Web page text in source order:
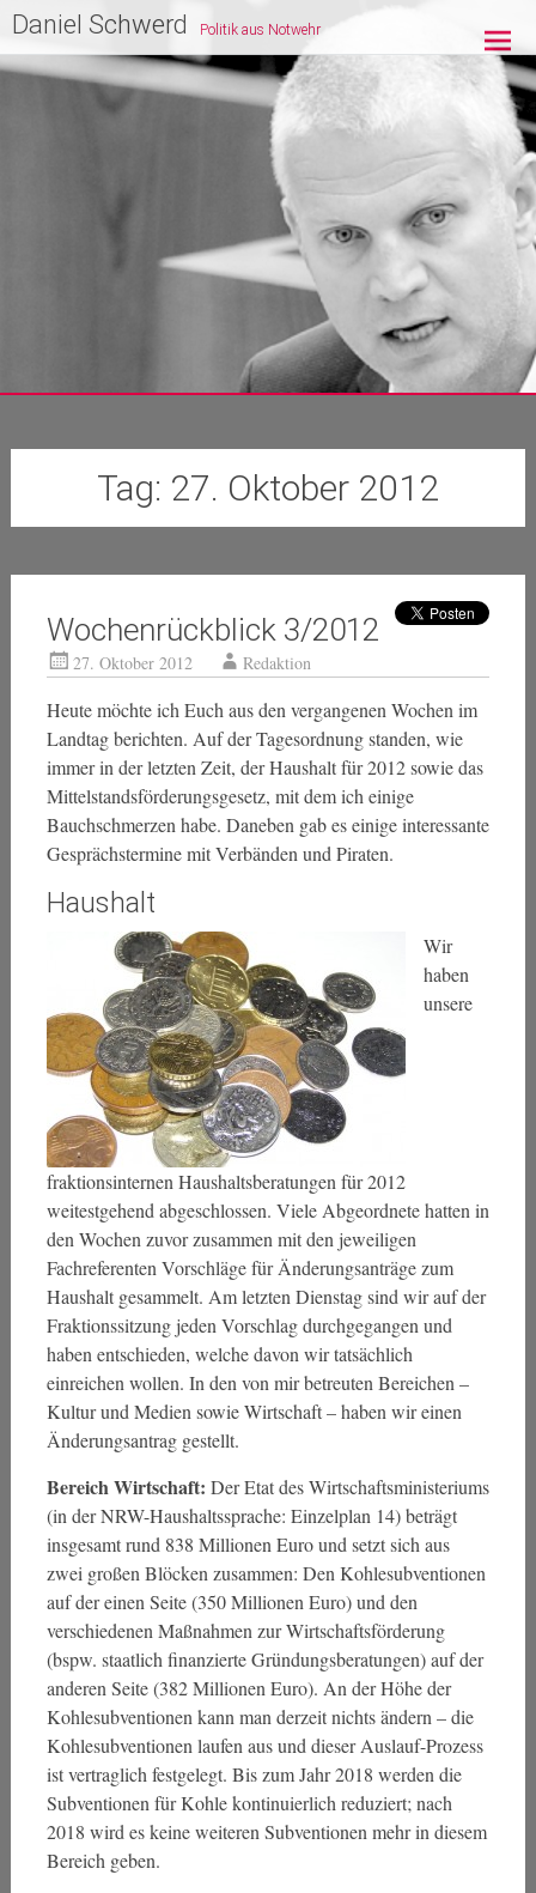
Zum
Inhalt
springen
Daniel Schwerd Politik aus Notwehr
Tag: 27. Oktober 2012
Wochenrückblick 3/2012
27. Oktober 2012 Redaktion
Heute möchte ich Euch aus den vergangenen Wochen im
Landtag berichten. Auf der Tagesordnung standen, wie
immer in der letzten Zeit, der Haushalt für 2012 sowie das
Mittelstandsförderungsgesetz, mit dem ich einige
Bauchschmerzen habe. Daneben gab es einige interessante
Gesprächstermine mit Verbänden und Piraten.
Haushalt
Wir
haben
unsere
fraktionsinternen Haushaltsberatungen für 2012
weitestgehend abgeschlossen. Viele Abgeordnete hatten in
den Wochen zuvor zusammen mit den jeweiligen
Fachreferenten Vorschläge für Änderungsanträge zum
Haushalt gesammelt. Am letzten Dienstag sind wir auf der
Fraktionssitzung jeden Vorschlag durchgegangen und
haben entschieden, welche davon wir tatsächlich
einreichen wollen. In den von mir betreuten Bereichen ­–
Kultur und Medien sowie Wirtschaft – haben wir einen
Änderungsantrag gestellt.
Bereich Wirtschaft: Der Etat des Wirtschaftsministeriums
(in der NRW-Haushaltssprache: Einzelplan 14) beträgt
insgesamt rund 838 Millionen Euro und setzt sich aus
zwei großen Blöcken zusammen: Den Kohlesubventionen
auf der einen Seite (350 Millionen Euro) und den
verschiedenen Maßnahmen zur Wirtschaftsförderung
(bspw. staatlich finanzierte Gründungsberatungen) auf der
anderen Seite (382 Millionen Euro). An der Höhe der
Kohlesubventionen kann man derzeit nichts ändern – die
Kohlesubventionen laufen aus und dieser Auslauf-Prozess
ist vertraglich festgelegt. Bis zum Jahr 2018 werden die
Subventionen für Kohle kontinuierlich reduziert; nach
2018 wird es keine weiteren Subventionen mehr in diesem
Bereich geben.